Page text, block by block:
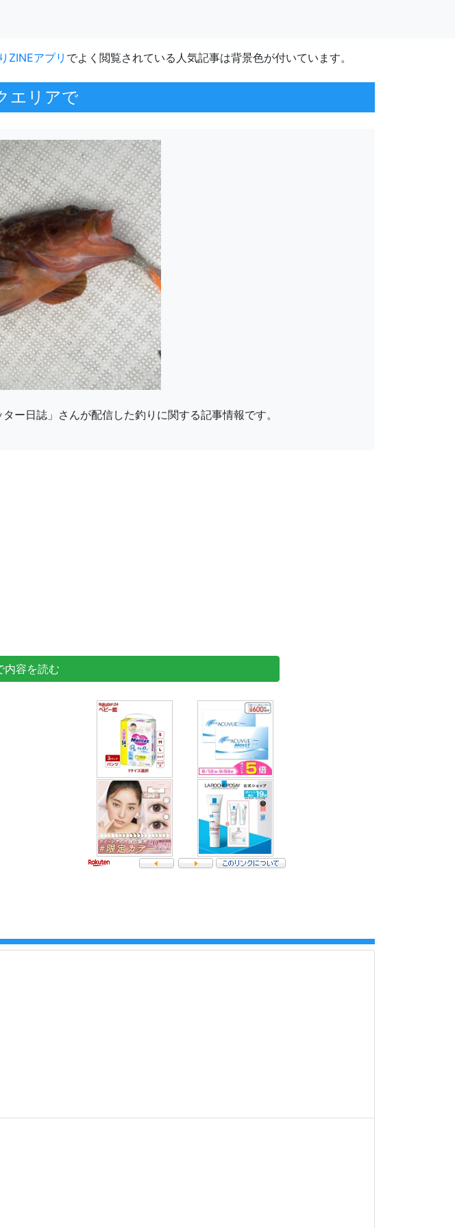
ZINEアプリ でよく閲覧されている人気記事は背景色が付いています。
エリアで
ー日誌」さんが配信した釣りに関する記事情報です。
内容を読む